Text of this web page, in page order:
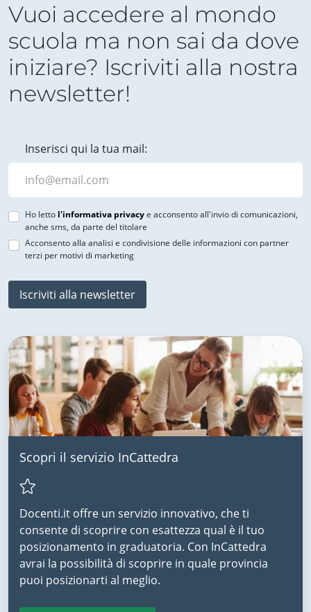
Vuoi accedere al mondo
scuola ma non sai da dove
iniziare? Iscriviti alla nostra
newsletter!
Inserisci qui la tua mail:
Ho letto l'informativa privacye acconsento all'invio di comunicazioni,
anche sms, da parte del titolare
Acconsento alla analisi e condivisione delle informazioni con partner
terzi per motivi di marketing
Iscriviti alla newsletter
Scopri il servizio InCattedra
Docenti.it offre un servizio innovativo, che ti
consente di scoprire con esattezza qual è il tuo
posizionamento in graduatoria. Con InCattedra
avrai la possibilità di scoprire in quale provincia
puoi posizionarti al meglio.